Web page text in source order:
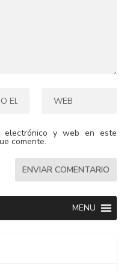
electrónico y web en este
comente.
MENU